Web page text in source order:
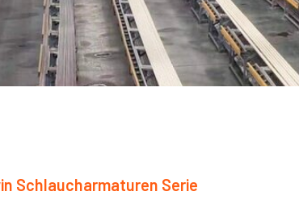
Schlaucharmaturen Serie